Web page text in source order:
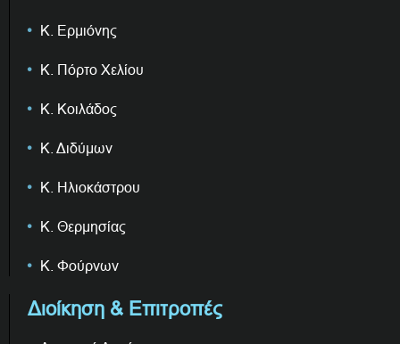
Κ. Ερμιόνης
Κ. Πόρτο Χελίου
Κ. Κοιλάδος
Κ. Διδύμων
Κ. Ηλιοκάστρου
Κ. Θερμησίας
Κ. Φούρνων
Διοίκηση & Επιτροπές